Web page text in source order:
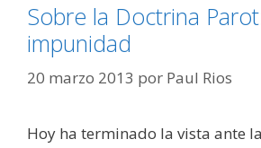
Sobre la Doctrina
impunidad
20 marzo 2013 por Paul Rios
Hoy ha terminado la vista ante